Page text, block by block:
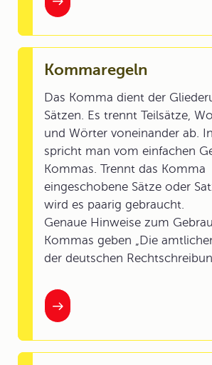
Kommaregeln
Das Komma dient der
Sätzen. Es trennt Teilsätze,
und Wörter voneinander ab.
spricht man vom einfachen
Kommas. Trennt das Komma
eingeschobene Sätze oder
wird es paarig gebraucht.
Genaue Hinweise zum
Kommas geben „Die
der deutschen